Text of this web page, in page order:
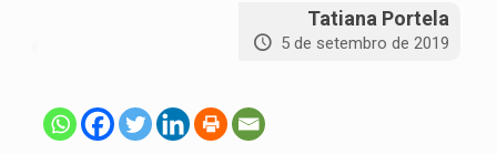
Tatiana Portela
5 de setembro de 2019